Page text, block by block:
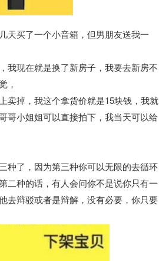
天买了一个小音箱，但男朋友送我一
我现在就是换了新房子，我要去新房不
，
卖掉，我这个拿货价就是15块钱，我就
哥小姐姐可以直接拍下，我当天可以给
种了，因为第三种你可以无限的去循环
二种的话，有人会问你不是说你只有一
去辩驳或者是辩解，没有必要，你只要